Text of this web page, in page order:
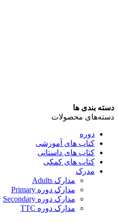
دسته بندی ها
دسته‌های محصولات
دوره
کتاب های آموزشی
کتاب های داستانی
کتاب های کمکی
مدرک
مدارک Adults
مدارک دوره Primary
مدارک دوره Secondary
مدارک دوره TTC